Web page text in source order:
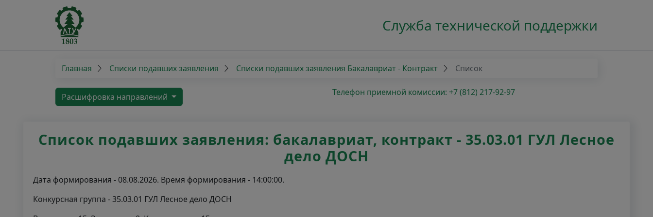
Служба технической поддержки
Главная Списки подавших заявления Списки подавших заявления Бакалавриат - Контракт Список
Расшифровка направлений Телефон приемной комиссии: +7 (812) 217-92-97
Список подавших заявления: бакалавриат, контракт - 35.03.01 ГУЛ Лесное
дело ДОСН
Дата формирования - 08.08.2026. Время формирования - 14:00:00.
Конкурсная группа - 35.03.01 ГУЛ Лесное дело ДОСН